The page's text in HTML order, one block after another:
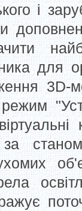
і
для
3D-